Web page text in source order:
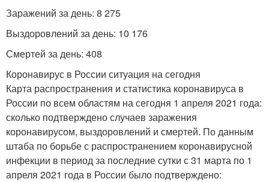
Заражений за день: 8 275
Выздоровлений за день: 10 176
Смертей за день: 408
Коронавирус в России ситуация на сегодня
Карта распространения и статистика коронавируса в
России по всем областям на сегодня 1 апреля 2021 года:
сколько подтверждено случаев заражения
коронавирусом, выздоровлений и смертей. По данным
штаба по борьбе с распространением коронавирусной
инфекции в период за последние сутки с 31 марта по 1
апреля 2021 года в России было подтверждено: